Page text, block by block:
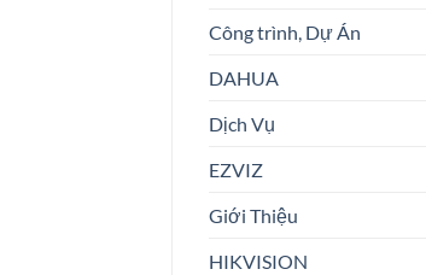
Công trình, Dự Án
DAHUA
Dịch Vụ
EZVIZ
Giới Thiệu
HIKVISION